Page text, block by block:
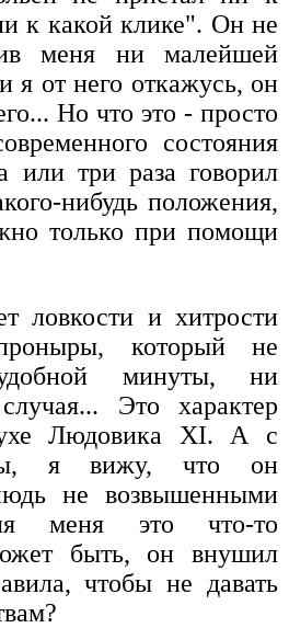
к какой клике". Он не
меня ни малейшей
я от него откажусь, он
Но что это - просто
состояния
или три раза говорил
нибудь положения,
только при помощи
ловкости и хитрости
проныры, который не
минуты, ни
Это характер
Людовика XI. А с
я вижу, что он
не возвышенными
меня это что-то
быть, он внушил
чтобы не давать